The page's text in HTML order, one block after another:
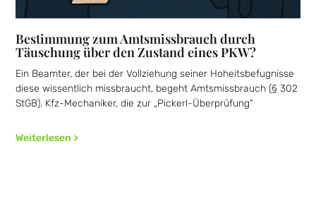
Bestimmung zum Amtsmissbrauch durch
Täuschung über den Zustand eines PKW?
Ein Beamter, der bei der Vollziehung seiner Hoheitsbefugnisse
diese wissentlich missbraucht, begeht Amtsmissbrauch (§ 302
StGB). Kfz-Mechaniker, die zur „Pickerl-Überprüfung“
Weiterlesen >